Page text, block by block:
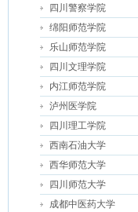
四川警察学院
绵阳师范学院
乐山师范学院
四川文理学院
内江师范学院
泸州医学院
四川理工学院
西南石油大学
西华师范大学
四川师范大学
成都中医药大学